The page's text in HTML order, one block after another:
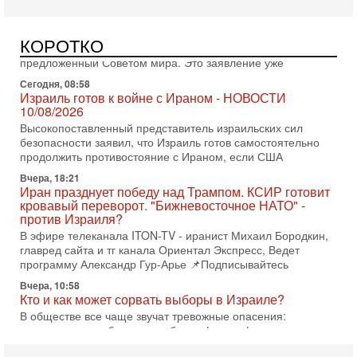
КОРОТКО
заявил: Израиль отвергает план по урегулированию в Газе,
предложенный Советом мира. Это заявление уже
Сегодня, 08:58
Израиль готов к войне с Ираном - НОВОСТИ
10/08/2026
Высокопоставленный представитель израильских сил
безопасности заявил, что Израиль готов самостоятельно
продолжить противостояние с Ираном, если США
Вчера, 18:21
Иран празднует победу над Трампом. КСИР готовит
кровавый переворот. "Бижневосточное НАТО" -
против Израиля?
В эфире телеканала ITON-TV - иранист Михаил Бородкин,
главред сайта и тг канала Ориентал Экспресс, Ведет
программу Александр Гур-Арье 📌Подписывайтесь
Вчера, 10:58
Кто и как может сорвать выборы в Израиле?
В обществе все чаще звучат тревожные опасения:
предстоящие выборы могут быть сфальсифицированы, их